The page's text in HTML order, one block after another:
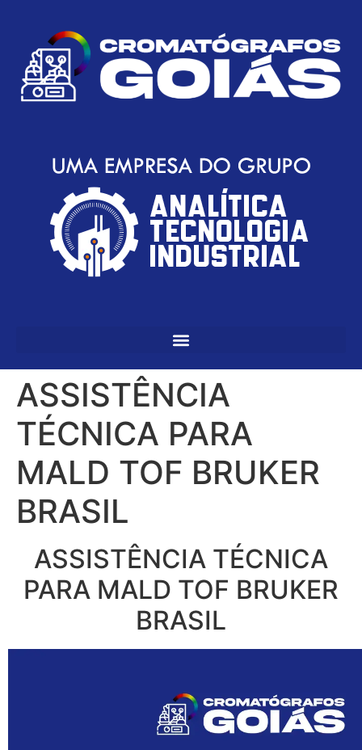
ASSISTÊNCIA
TÉCNICA PARA
MALD TOF BRUKER
BRASIL
ASSISTÊNCIA TÉCNICA
PARA MALD TOF BRUKER
BRASIL